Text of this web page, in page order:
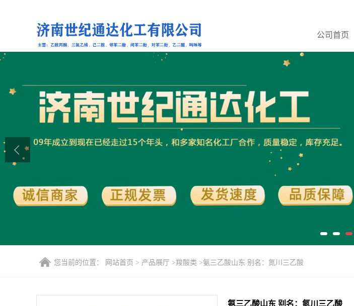
公司首页
公司首页
产品展厅
联系方式
您当前的位置： 网站首页 > 产品展厅 >羧酸类 >氨三乙酸山东 别名：氮川三乙酸
氨三乙酸山东 别名：氮川三乙酸